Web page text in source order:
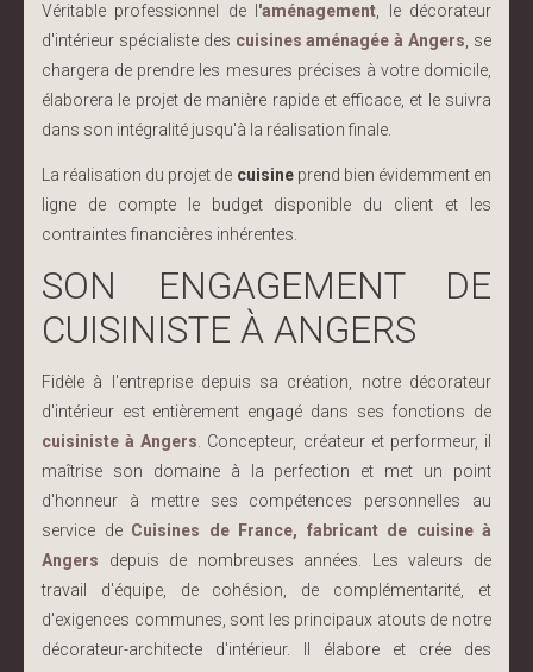
Véritable professionnel de l 'aménagement , le décorateur
d'intérieur spécialiste des cuisines aménagée à Angers , se
chargera de prendre les mesures précises à votre domicile,
élaborera le projet de manière rapide et efficace, et le suivra
dans son intégralité jusqu'à la réalisation finale.
La réalisation du projet de cuisineprend bien évidemment en
ligne de compte le budget disponible du client et les
contraintes financières inhérentes.
SON ENGAGEMENT DE
CUISINISTE À ANGERS
Fidèle à l'entreprise depuis sa création, notre décorateur
d'intérieur est entièrement engagé dans ses fonctions de
cuisiniste à Angers . Concepteur, créateur et performeur, il
maîtrise son domaine à la perfection et met un point
d'honneur à mettre ses compétences personnelles au
service de Cuisines de France, fabricant de cuisine à
Angers depuis de nombreuses années. Les valeurs de
travail d'équipe, de cohésion, de complémentarité, et
d'exigences communes, sont les principaux atouts de notre
décorateur-architecte d'intérieur. Il élabore et crée des